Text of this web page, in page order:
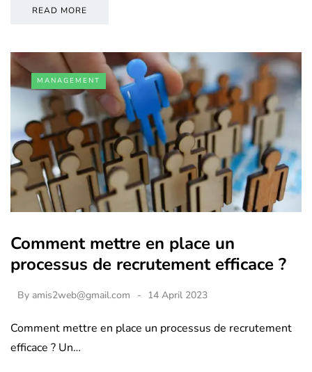
READ MORE
MANAGEMENT
Comment mettre en place un
processus de recrutement efficace ?
By amis2web@gmail.com 14 April 2023
Comment mettre en place un processus de recrutement
efficace ? Un…